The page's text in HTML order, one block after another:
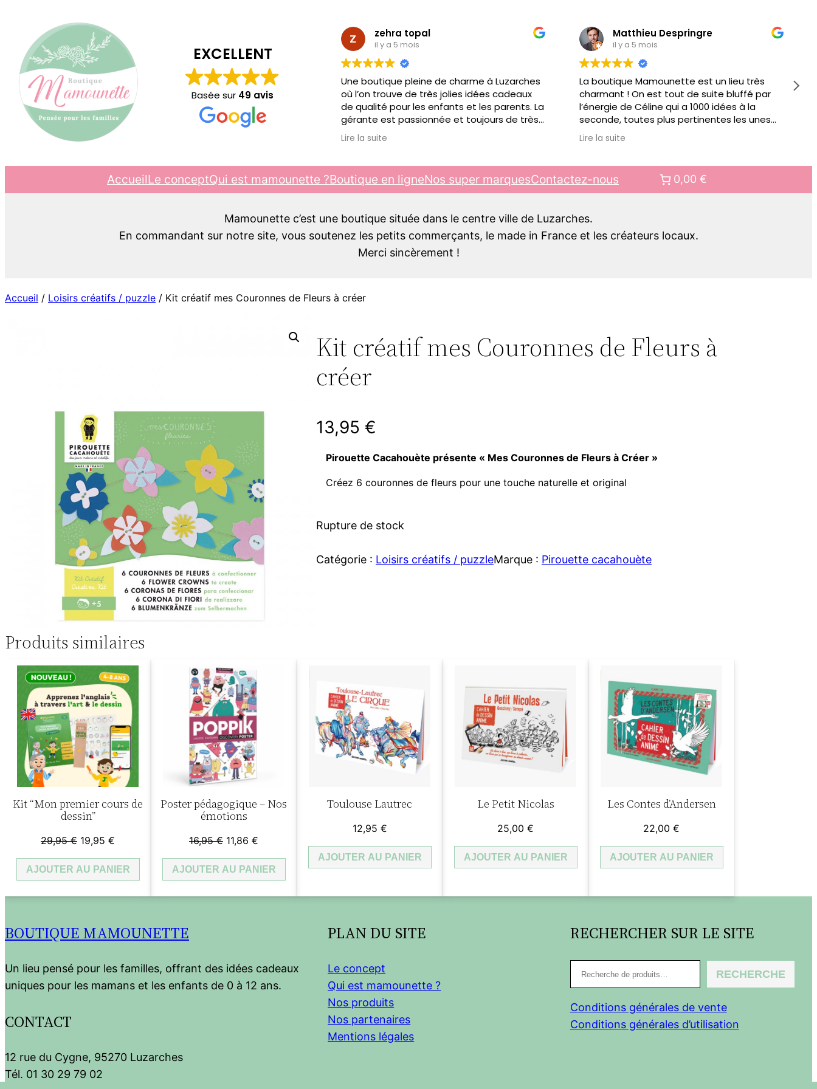
EXCELLENT
Basée sur 49 avis
zehra topal
il y a 5 mois
Une boutique pleine de charme à Luzarches
où l’on trouve de très jolies idées cadeaux
de qualité pour les enfants et les parents. La
gérante est passionnée et toujours de très
bon conseil. C’est toujours un plaisir d’y
passer, je recommande !!!
Lire la suite
Matthieu Despringre
il y a 5 mois
La boutique Mamounette est un lieu très
charmant ! On est tout de suite bluffé par
l’énergie de Céline qui a 1000 idées à la
seconde, toutes plus pertinentes les unes
que les autres pour vous conseiller.
Au delà de jouets éducatifs ou autre objets
a des ateliers organisés régulièrement.
Bref bien + qu’une boutique, c’est aussi un
lieu de rencontre.. pour mes prochains
chez Mamounette !!
Lire la suite
AccueilLe conceptQui est mamounette ?Boutique en ligneNos super marquesContactez-nous 0,00 €
Mamounette c’est une boutique située dans le centre ville de Luzarches.
En commandant sur notre site, vous soutenez les petits commerçants, le made in France et les créateurs locaux.
Merci sincèrement !
Accueil / Loisirs créatifs / puzzle / Kit créatif mes Couronnes de Fleurs à créer
Kit créatif mes Couronnes de Fleurs à
créer
13,95 €
Pirouette Cacahouète présente « Mes Couronnes de Fleurs à Créer »
Créez 6 couronnes de fleurs pour une touche naturelle et original
Rupture de stock
Catégorie : Loisirs créatifs / puzzleMarque : Pirouette cacahouète
Produits similaires
Kit “Mon premier cours de
dessin”
29,95€ Le
prix
initial
29,95 €.
19,95 €
prix
actuel
19,95 €.
AJOUTER AU PANIER
Poster pédagogique – Nos
émotions
16,95€ Le
prix
initial
16,95 €.
11,86 €
prix
actuel
11,86 €.
AJOUTER AU PANIER
Toulouse Lautrec
12,95 €
AJOUTER AU PANIER
Le Petit Nicolas
25,00 €
AJOUTER AU PANIER
Les Contes d’Andersen
22,00 €
AJOUTER AU PANIER
BOUTIQUE MAMOUNETTE
Un lieu pensé pour les familles, offrant des idées cadeaux
uniques pour les mamans et les enfants de 0 à 12 ans.
CONTACT
12 rue du Cygne, 95270 Luzarches
Tél. 01 30 29 79 02
PLAN DU SITE
Le concept
Qui est mamounette ?
Nos produits
Nos partenaires
Mentions légales
RECHERCHER SUR LE SITE
e
c
h
RECHERCHE
Conditions générales de vente
Conditions générales d’utilisation